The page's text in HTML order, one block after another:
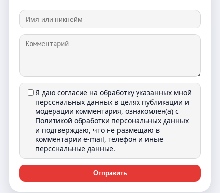
Я даю согласие на обработку указанных мной
персональных данных в целях публикации и
модерации комментария, ознакомлен(а) с
Политикой обработки персональных данных
и подтверждаю, что не размещаю в
комментарии e-mail, телефон и иные
персональные данные.
Отправить